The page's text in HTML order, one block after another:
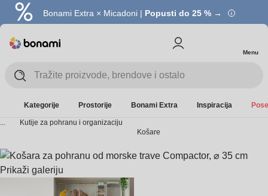
Bonami Extra × Micadoni | Popusti do 25 % →
Menu
Kategorije Prostorije Bonami Extra Inspiracija
...
Kutije za pohranu i organizaciju
Košare
Prikaži galeriju